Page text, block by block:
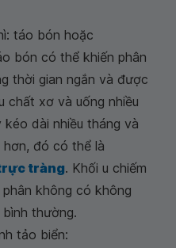
táo bón hoặc
bón có thể khiến phân
thời gian ngắn và được
chất xơ và uống nhiều
dài nhiều tháng và
đó có thể là
tràng. Khối u chiếm
không có không
thường.
tảo biển: